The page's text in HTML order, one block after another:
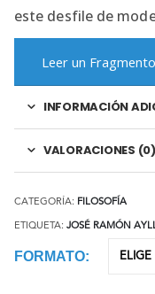
este desfile de
Leer un Fragmento
INFORMACIÓN
VALORACIONES (0)
CATEGORÍA: FILOSOFÍA
ETIQUETA: JOSÉ RAMÓN
FORMATO